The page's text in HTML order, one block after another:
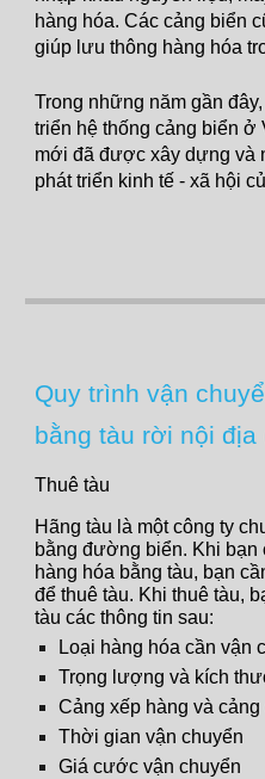
hàng hóa. Các cảng biển
giúp lưu thông hàng hóa
Trong những năm gần
triển hệ thống cảng biển ở
mới đã được xây dựng và
phát triển kinh tế - xã hội
Quy trình vận
bằng tàu rời nội địa
Thuê tàu
Hãng tàu là một công ty
bằng đường biển. Khi bạn
hàng hóa bằng tàu, bạn
để thuê tàu. Khi thuê tàu,
tàu các thông tin sau:
Loại hàng hóa cần vận
Trọng lượng và kích
Cảng xếp hàng và
Thời gian vận chuyển
Giá cước vận chuyển